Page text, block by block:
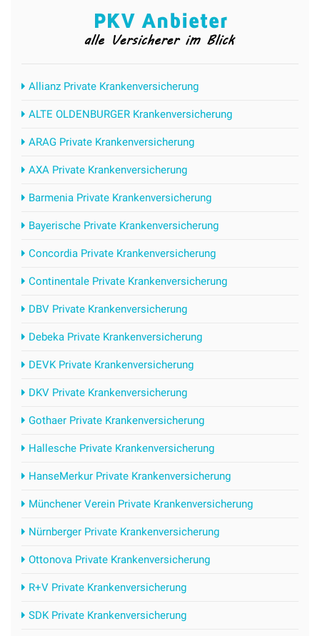
Allianz Private Krankenversicherung
ALTE OLDENBURGER Krankenversicherung
ARAG Private Krankenversicherung
AXA Private Krankenversicherung
Barmenia Private Krankenversicherung
Bayerische Private Krankenversicherung
Concordia Private Krankenversicherung
Continentale Private Krankenversicherung
DBV Private Krankenversicherung
Debeka Private Krankenversicherung
DEVK Private Krankenversicherung
DKV Private Krankenversicherung
Gothaer Private Krankenversicherung
Hallesche Private Krankenversicherung
HanseMerkur Private Krankenversicherung
Münchener Verein Private Krankenversicherung
Nürnberger Private Krankenversicherung
Ottonova Private Krankenversicherung
R+V Private Krankenversicherung
SDK Private Krankenversicherung